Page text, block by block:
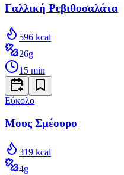
Γαλλική Ρεβιθοσαλάτα
596 kcal
26g
15 min
Εύκολο
Μους Σμέουρο
319 kcal
4g